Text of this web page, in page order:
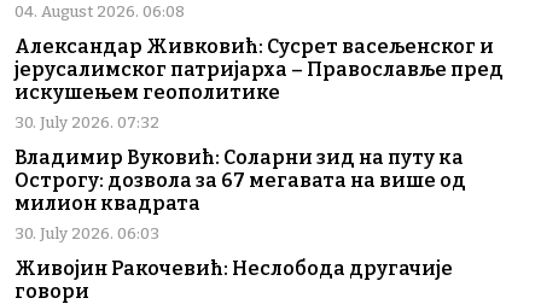
04. August 2026. 06:08
Александар Живковић: Сусрет васељенског и
јерусалимског патријарха – Православље пред
искушењем геополитике
30. July 2026. 07:32
Владимир Вуковић: Соларни зид на путу ка
Острогу: дозвола за 67 мегавата на више од
милион квадрата
30. July 2026. 06:03
Живојин Ракочевић: Неслобода другачије
говори